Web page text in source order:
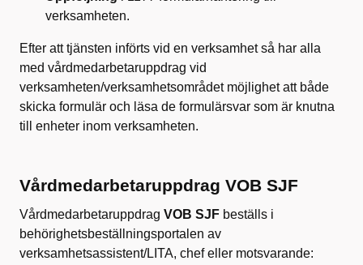
verksamheten.
Efter att tjänsten införts vid en verksamhet så har alla
med vårdmedarbetaruppdrag vid
verksamheten/verksamhetsområdet möjlighet att både
skicka formulär och läsa de formulärsvar som är knutna
till enheter inom verksamheten.
Vårdmedarbetaruppdrag VOB SJF
Vårdmedarbetaruppdrag VOB SJF beställs i
behörighetsbeställningsportalen av
verksamhetsassistent/LITA, chef eller motsvarande: